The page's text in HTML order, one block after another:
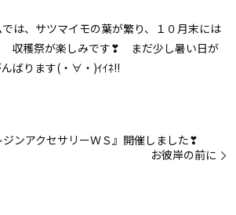
は、サツマイモの葉が繁り、１０月末には
収穫祭が楽しみです❣ まだ少し暑い日が
ばります(・∀・)ｲｲﾈ!!
ジンアクセサリーＷＳ』開催しました❣
お彼岸の前に